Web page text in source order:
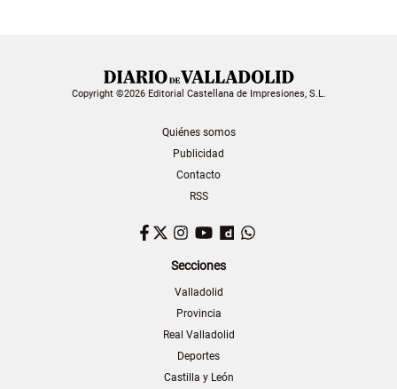
Copyright ©2026 Editorial Castellana de Impresiones, S.L.
Quiénes somos
Publicidad
Contacto
RSS
Facebook
TwitterInstagram
YouTubeDailymotion
Secciones
Valladolid
Provincia
Real Valladolid
Deportes
Castilla y León